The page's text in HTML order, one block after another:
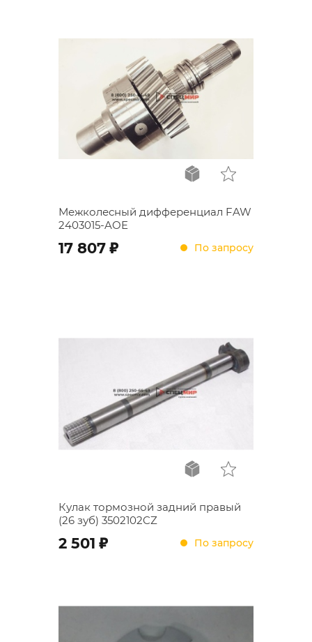
Межколесный дифференциал FAW
2403015-AOE
17 807 ; По запросу
Кулак тормозной задний правый
(26 зуб) 3502102CZ
2 501 ; По запросу